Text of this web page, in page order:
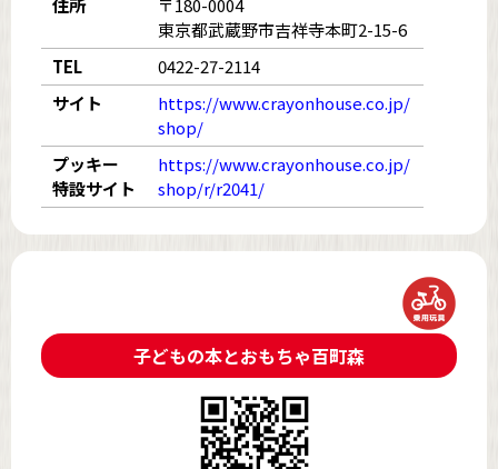
住所
〒180-0004
東京都武蔵野市吉祥寺本町2-15-6
TEL
0422-27-2114
サイト
https://www.crayonhouse.co.jp/
shop/
プッキー
特設サイト
https://www.crayonhouse.co.jp/
shop/r/r2041/
子どもの本とおもちゃ百町森